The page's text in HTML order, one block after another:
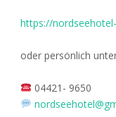
https://
oder persönlich
04421- 9650